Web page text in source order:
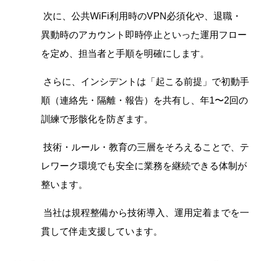
次に、公共WiFi利用時のVPN必須化や、退職・
異動時のアカウント即時停止といった運用フロー
を定め、担当者と手順を明確にします。
さらに、インシデントは「起こる前提」で初動手
順（連絡先・隔離・報告）を共有し、年1〜2回の
訓練で形骸化を防ぎます。
技術・ルール・教育の三層をそろえることで、テ
レワーク環境でも安全に業務を継続できる体制が
整います。
当社は規程整備から技術導入、運用定着までを一
貫して伴走支援しています。